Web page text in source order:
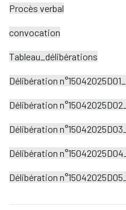
Procès verbal
convocation
Tableau_délibérations
Délibération
Délibération
Délibération
Délibération
Délibération